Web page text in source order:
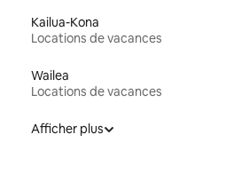
Kailua-Kona
Locations de vacances
Wailea
Locations de vacances
Afficher plus